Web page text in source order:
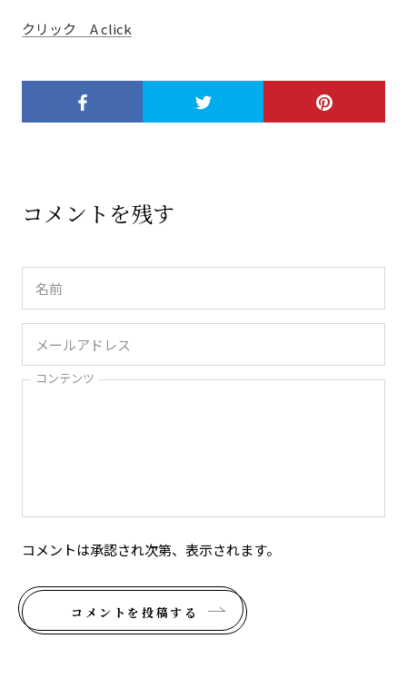
クリック A click
コメントを残す
コンテンツ
コメントは承認され次第、表示されます。
コメントを投稿する